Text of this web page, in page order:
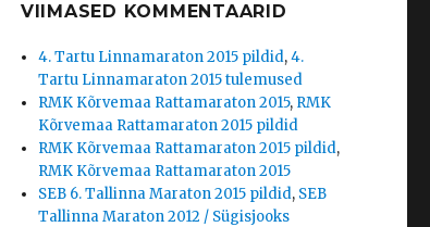
VIIMASED KOMMENTAARID
4. Tartu Linnamaraton 2015 pildid,4.
Tartu Linnamaraton 2015 tulemused
RMK Kõrvemaa Rattamaraton 2015, RMK
Kõrvemaa Rattamaraton 2015 pildid
RMK Kõrvemaa Rattamaraton 2015 pildid,
RMK Kõrvemaa Rattamaraton 2015
SEB 6. Tallinna Maraton 2015 pildid, SEB
Tallinna Maraton 2012 / Sügisjooks